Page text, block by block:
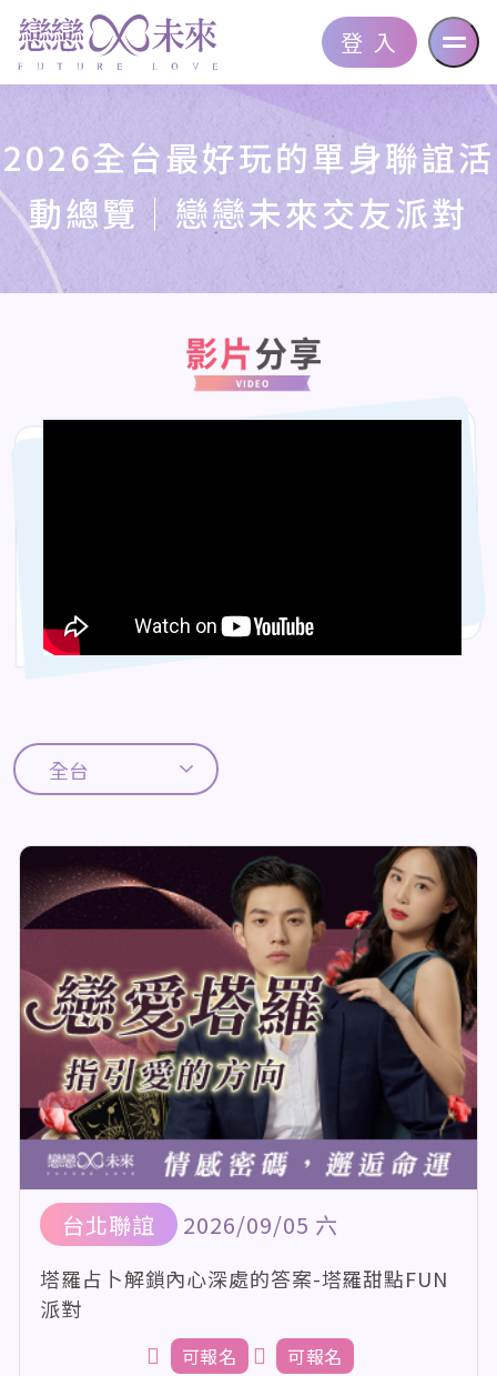
登 入
2026全台最好玩的單身聯誼活
動總覽｜戀戀未來交友派對
台北聯誼 2026/09/05 六
塔羅占卜解鎖內心深處的答案-塔羅甜點FUN
派對
可報名 可報名